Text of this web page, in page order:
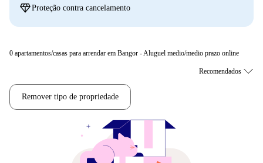
diamondProteção contra cancelamento
0 apartamentos/casas para arrendar em Bangor - Aluguel medio/medio prazo online
Remover tipo de propriedade